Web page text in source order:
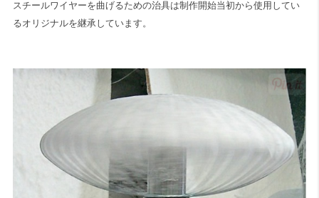
スチールワイヤーを曲げるための治具は制作開始当初から使用してい
るオリジナルを継承しています。